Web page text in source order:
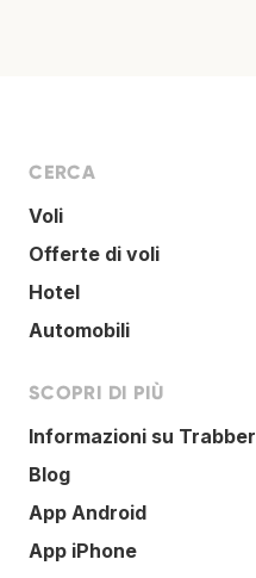
CERCA
Voli
Offerte di voli
Hotel
Automobili
SCOPRI DI PIÙ
Informazioni su Trabber
Blog
App Android
App iPhone